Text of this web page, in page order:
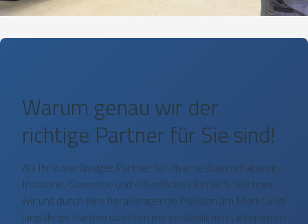
Warum genau wir der
richtige Partner für Sie sind!
Als Ihr zuverlässiger Partner für diverse Bauvorhaben in
Industrie, Gewerbe und öffentlichen Bereich, zeichnen
wir uns durch eine herausragende Position am Markt und
langjährige Partnerschaften mit verlässlichen Lieferanten